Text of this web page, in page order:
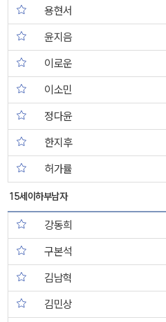
용현서
윤지음
이로운
이소민
정다윤
한지후
허가률
15세이하부남자
강동희
구본석
김남혁
김민상